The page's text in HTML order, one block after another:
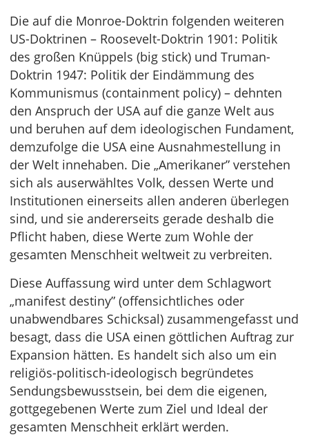
Die auf die Monroe-Doktrin folgenden weiteren
US-Doktrinen – Roosevelt-Doktrin 1901: Politik
des großen Knüppels (big stick) und Truman-
Doktrin 1947: Politik der Eindämmung des
Kommunismus (containment policy) – dehnten
den Anspruch der USA auf die ganze Welt aus
und beruhen auf dem ideologischen Fundament,
demzufolge die USA eine Ausnahmestellung in
der Welt innehaben. Die „Amerikaner” verstehen
sich als auserwähltes Volk, dessen Werte und
Institutionen einerseits allen anderen überlegen
sind, und sie andererseits gerade deshalb die
Pflicht haben, diese Werte zum Wohle der
gesamten Menschheit weltweit zu verbreiten.
Diese Auffassung wird unter dem Schlagwort
„manifest destiny” (offensichtliches oder
unabwendbares Schicksal) zusammengefasst und
besagt, dass die USA einen göttlichen Auftrag zur
Expansion hätten. Es handelt sich also um ein
religiös-politisch-ideologisch begründetes
Sendungsbewusstsein, bei dem die eigenen,
gottgegebenen Werte zum Ziel und Ideal der
gesamten Menschheit erklärt werden.